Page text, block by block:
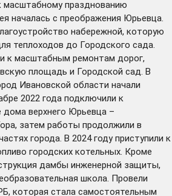
масштабному празднованию
началась с преображения Юрьевца.
набережной, которую
теплоходов до Городского сада.
к масштабным ремонтам дорог,
площадь и Городской сад. В
Ивановской области начали
2022 года подключили к
верхнего Юрьевца –
затем работы продолжили в
города. В 2024 годуприступили к
городских котельных. Кроме
дамбы инженерной защиты,
школа. Провели
которая стала самостоятельным